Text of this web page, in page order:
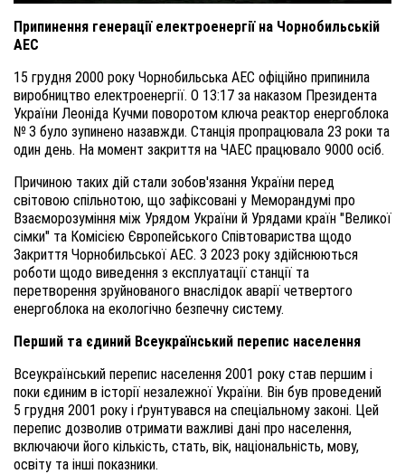
Припинення генерації електроенергії на Чорнобильській
АЕС
15 грудня 2000 року Чорнобильська АЕС офіційно припинила
виробництво електроенергії. О 13:17 за наказом Президента
України Леоніда Кучми поворотом ключа реактор енергоблока
№ 3 було зупинено назавжди. Станція пропрацювала 23 роки та
один день. На момент закриття на ЧАЕС працювало 9000 осіб.
Причиною таких дій стали зобов'язання України перед
світовою спільнотою, що зафіксовані у Меморандумі про
Взаєморозуміння між Урядом України й Урядами країн "Великої
сімки" та Комісією Європейського Співтовариства щодо
Закриття Чорнобильської АЕС. З 2023 року здійснюються
роботи щодо виведення з експлуатації станції та
перетворення зруйнованого внаслідок аварії четвертого
енергоблока на екологічно безпечну систему.
Перший та єдиний Всеукраїнський перепис населення
Всеукраїнський перепис населення 2001 року став першим і
поки єдиним в історії незалежної України. Він був проведений
5 грудня 2001 року і ґрунтувався на спеціальному законі. Цей
перепис дозволив отримати важливі дані про населення,
включаючи його кількість, стать, вік, національність, мову,
освіту та інші показники.